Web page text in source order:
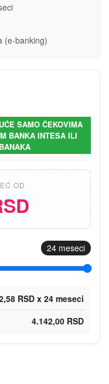
(e-banking)
SAMO ČEKOVIMA
BANKA INTESA ILI
OD
24 meseci
RSD x 24 meseci
4.142,00 RSD